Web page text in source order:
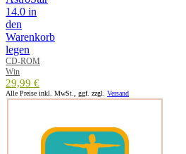
CD-ROM
Win
29,99 €
Alle Preise inkl. MwSt., ggf. zzgl. Versand